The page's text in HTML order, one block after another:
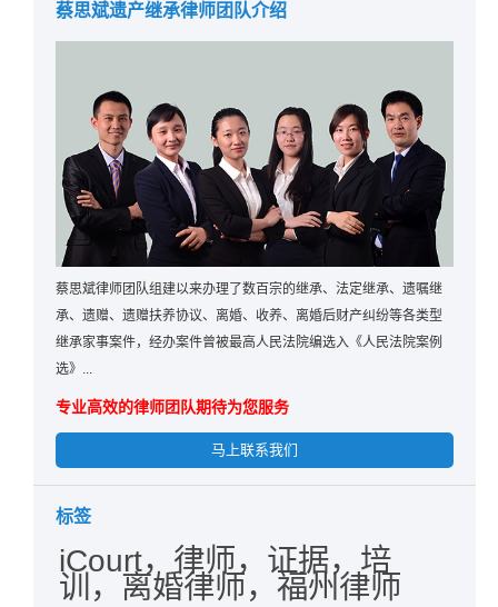
蔡思斌遗产继承律师团队介绍
蔡思斌律师团队组建以来办理了数百宗的继承、法定继承、遗嘱继
承、遗赠、遗赠扶养协议、离婚、收养、离婚后财产纠纷等各类型
继承家事案件，经办案件曾被最高人民法院编选入《人民法院案例
选》...
专业高效的律师团队期待为您服务
马上联系我们
标签
iCourt，律师，证据，培
训，离婚律师，福州律师